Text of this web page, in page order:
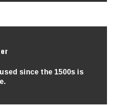
since the 1500s is